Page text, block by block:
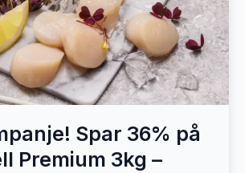
Spar 36% på
Premium 3kg –